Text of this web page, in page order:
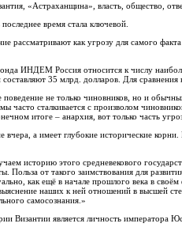
«Астраханщина», власть, общество,
время стала ключевой.
рассматривают как угрозу для самого
ИНДЕМ Россия относится к числу
35 млрд. долларов. Для
не только чиновников, но и
часто сталкивается с произволом
итоге – анархия, вот только часть
а имеет глубокие исторические
историю этого средневекового
Польза от такого заимствования для
как ещё в начале прошлого века в
наших к ней отношений в высшей
самосознания.»
Византии является личность императора